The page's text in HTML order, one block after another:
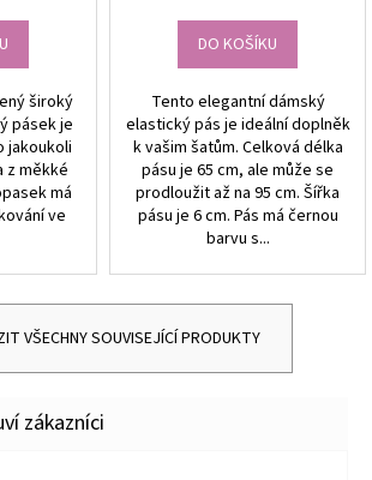
široký
pásek je
jakoukoli
z měkké
má
ve
DO KOŠÍKU
Tento elegantní dámský
elastický pás je ideální doplněk
k vašim šatům. Celková délka
pásu je 65 cm, ale může se
prodloužit až na 95 cm. Šířka
pásu je 6 cm. Pás má černou
barvu s...
VŠECHNY SOUVISEJÍCÍ PRODUKTY